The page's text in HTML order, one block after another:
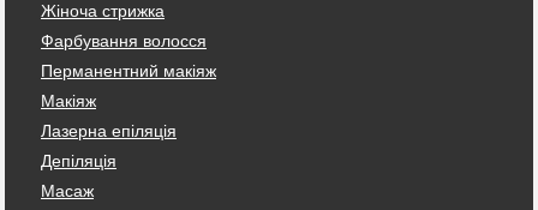
Жіноча стрижка
Фарбування волосся
Перманентний макіяж
Макіяж
Лазерна епіляція
Депіляція
Масаж